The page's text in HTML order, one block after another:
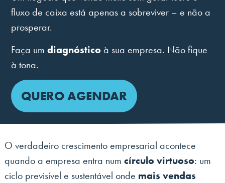
fluxo de caixa está apenas a sobreviver – e não a
prosperar.
Faça umdiagnósticoà sua empresa. Não fique
à tona.
QUERO AGENDAR
O verdadeiro crescimento empresarial acontece
quando a empresa entra num círculo virtuoso: um
ciclo previsível e sustentável onde mais vendas